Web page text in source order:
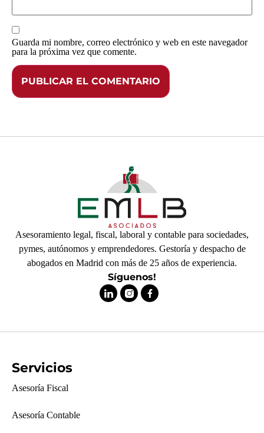
Guarda mi nombre, correo electrónico y web en este navegador
para la próxima vez que comente.
Asesoramiento legal, fiscal, laboral y contable para sociedades,
pymes, autónomos y emprendedores. Gestoría y despacho de
abogados en Madrid con más de 25 años de experiencia.
Síguenos!
Servicios
Asesoría Fiscal
Asesoría Contable